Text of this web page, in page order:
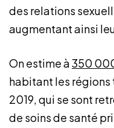
des relations
augmentant ainsi
On estime à350
habitant les régions
2019, qui se sont
de soins de santé